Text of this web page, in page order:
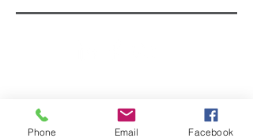
Phone Email Facebook